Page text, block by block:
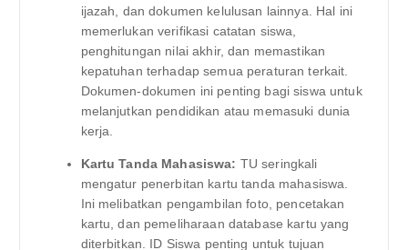
ijazah, dan dokumen kelulusan lainnya. Hal ini
memerlukan verifikasi catatan siswa,
penghitungan nilai akhir, dan memastikan
kepatuhan terhadap semua peraturan terkait.
Dokumen-dokumen ini penting bagi siswa untuk
melanjutkan pendidikan atau memasuki dunia
kerja.
Kartu Tanda Mahasiswa: TU seringkali
mengatur penerbitan kartu tanda mahasiswa.
Ini melibatkan pengambilan foto, pencetakan
kartu, dan pemeliharaan database kartu yang
diterbitkan. ID Siswa penting untuk tujuan